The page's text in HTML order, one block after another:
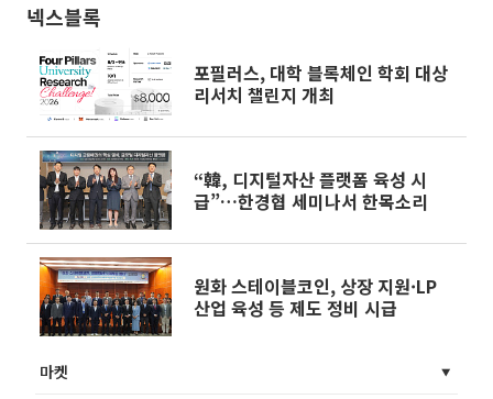
넥스블록
포필러스, 대학 블록체인 학회 대상
리서치 챌린지 개최
“韓, 디지털자산 플랫폼 육성 시
급”…한경협 세미나서 한목소리
원화 스테이블코인, 상장 지원·LP
산업 육성 등 제도 정비 시급
마켓